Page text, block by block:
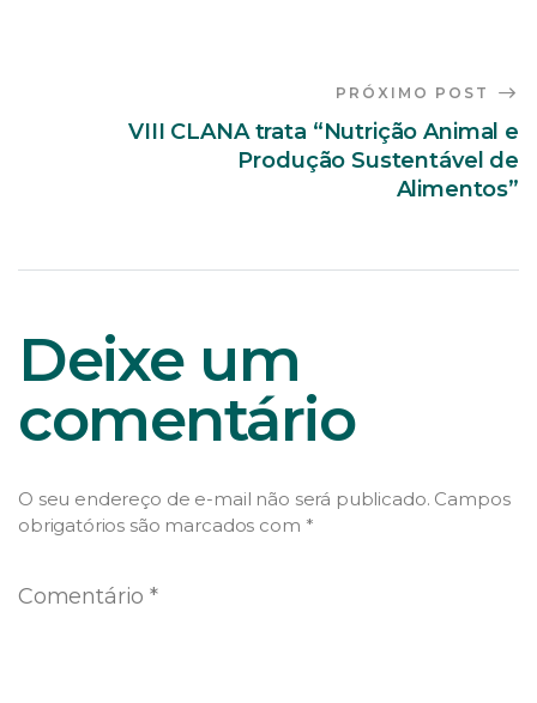
PRÓXIMO POST
VIII CLANA trata “Nutrição Animal e
Produção Sustentável de
Alimentos”
Deixe um
comentário
O seu endereço de e-mail não será publicado. Campos
obrigatórios são marcados com *